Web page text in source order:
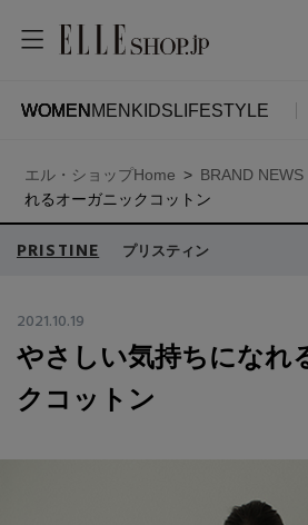
WOMEN MEN KIDS LIFESTYLE
WOMENMENKIDSLIFESTYLE
ITEMS
再入荷アイテム
ACCOUNT
お気に入りアイテム
ご注文履歴
SEE RESULTS
エル・ショップHome BRAND NEWS
れるオーガニックコットン
PRISTINE プリスティン
2021.10.19
やさしい気持ちになれ
クコットン